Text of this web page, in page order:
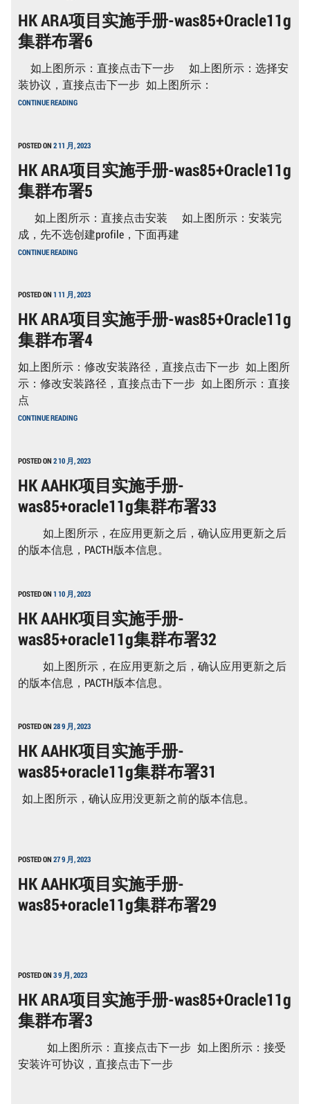
手
册-
WAS85+ORACLE11G
集
布
署
7
HK ARA项目实施手册-was85+Oracle11g
集群布署6
如上图所示：直接点击下一步 如上图所示：选择安
装协议，直接点击下一步 如上图所示：
CONTINUE READINGHK
ARA
实
手
册-
WAS85+ORACLE11G
集
布
署
6
POSTED ON 2 11 月, 2023
HK ARA项目实施手册-was85+Oracle11g
集群布署5
如上图所示：直接点击安装 如上图所示：安装完
成，先不选创建profile，下面再建
CONTINUE READING
ARA
实
手
册-
WAS85+ORACLE11G
集
布
署
5
POSTED ON 1 11 月, 2023
HK ARA项目实施手册-was85+Oracle11g
集群布署4
如上图所示：修改安装路径，直接点击下一步 如上图所
示：修改安装路径，直接点击下一步 如上图所示：直接
点
CONTINUE READINGHK
ARA
实
手
册-
WAS85+ORACLE11G
集
布
4
POSTED ON 2 10 月, 2023
HK AAHK项目实施手册-
was85+oracle11g集群布署33
如上图所示，在应用更新之后，确认应用更新之后
的版本信息，PACTH版本信息。
POSTED ON 1 10 月, 2023
HK AAHK项目实施手册-
was85+oracle11g集群布署32
如上图所示，在应用更新之后，确认应用更新之后
的版本信息，PACTH版本信息。
POSTED ON 28 9 月, 2023
HK AAHK项目实施手册-
was85+oracle11g集群布署31
如上图所示，确认应用没更新之前的版本信息。
POSTED ON 27 9 月, 2023
HK AAHK项目实施手册-
was85+oracle11g集群布署29
POSTED ON 3 9 月, 2023
HK ARA项目实施手册-was85+Oracle11g
集群布署3
如上图所示：直接点击下一步 如上图所示：接受
安装许可协议，直接点击下一步